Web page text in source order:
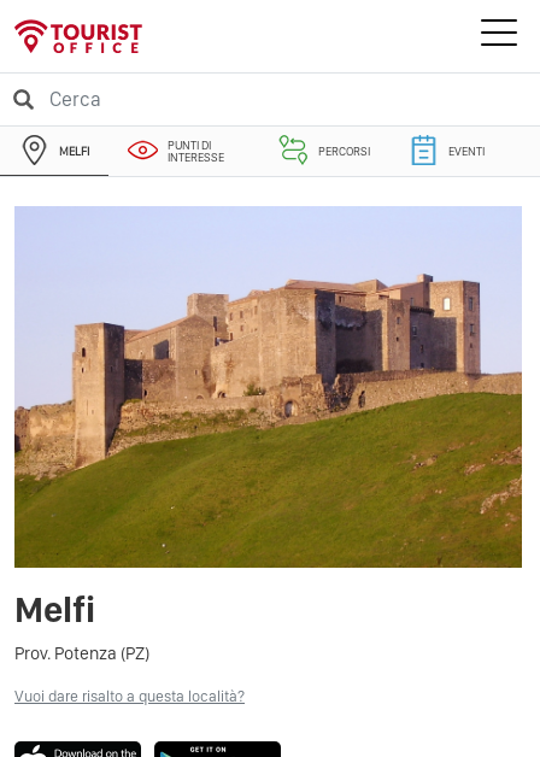
MELFI
PUNTI DI
INTERESSE
PERCORSI EVENTI
Melfi
Prov. Potenza (PZ)
Vuoi dare risalto a questa località?